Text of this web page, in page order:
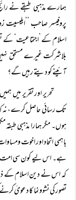
ہمارے مذہبی طبقے نے
پروفیسر صاحب ’’ابلیسیت
اسلام کے ’اجتماعیت‘ کے
بلاشرکت غیرے مستحق
آئینے کو دیتے رہیں گے؟
تحریر اور تقریر میں
تک رسائی حاصل کرے، نہ
ہوں۔ مگر ہمارا مذہبی
باہمی اتحاد اور اخوت
ہے۔ اس لیے کون سی امت اور
کہ اس نے دین اسلام کے
تصور کی نشوونما کا دعویٰ